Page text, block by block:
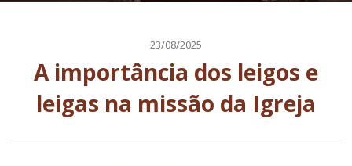
23/08/2025
A importância dos leigos e
leigas na missão da Igreja